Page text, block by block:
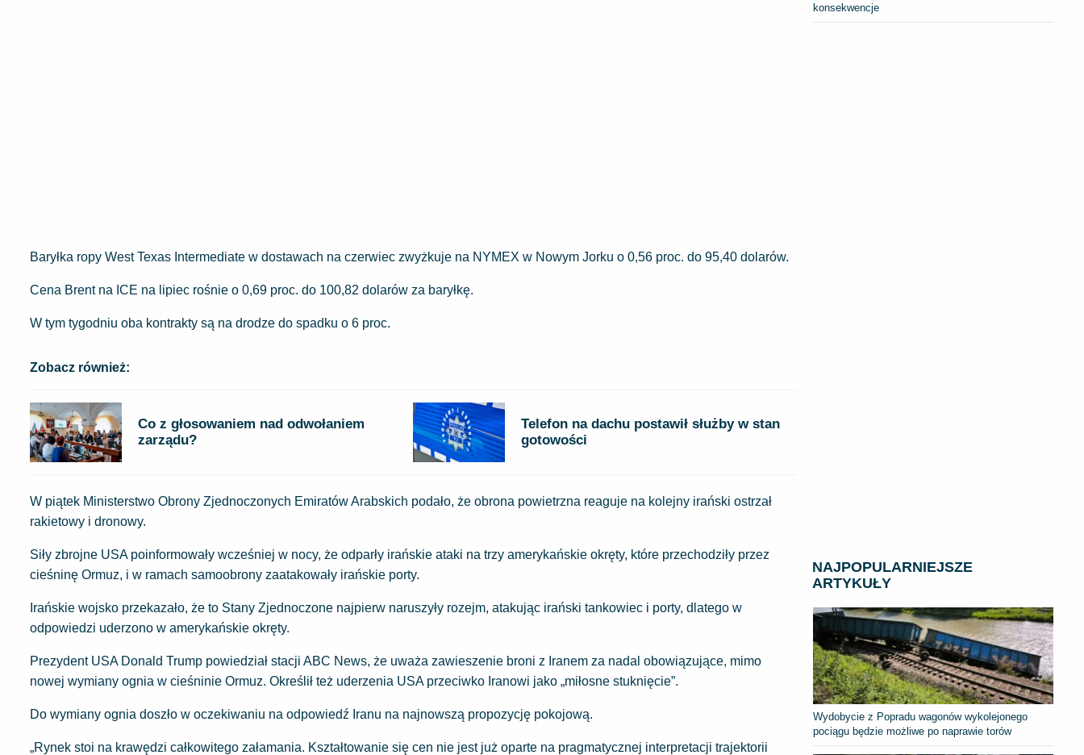
Baryłka ropy West Texas Intermediate w dostawach na czerwiec zwyżkuje na NYMEX w Nowym Jorku o 0,56 proc. do 95,40 dolarów.
Cena Brent na ICE na lipiec rośnie o 0,69 proc. do 100,82 dolarów za baryłkę.
W tym tygodniu oba kontrakty są na drodze do spadku o 6 proc.
Zobacz również:
Co z głosowaniem nad odwołaniem
zarządu?
Telefon na dachu postawił służby w stan
gotowości
W piątek Ministerstwo Obrony Zjednoczonych Emiratów Arabskich podało, że obrona powietrzna reaguje na kolejny irański ostrzał
rakietowy i dronowy.
Siły zbrojne USA poinformowały wcześniej w nocy, że odparły irańskie ataki na trzy amerykańskie okręty, które przechodziły przez
cieśninę Ormuz, i w ramach samoobrony zaatakowały irańskie porty.
Irańskie wojsko przekazało, że to Stany Zjednoczone najpierw naruszyły rozejm, atakując irański tankowiec i porty, dlatego w
odpowiedzi uderzono w amerykańskie okręty.
Prezydent USA Donald Trump powiedział stacji ABC News, że uważa zawieszenie broni z Iranem za nadal obowiązujące, mimo
nowej wymiany ognia w cieśninie Ormuz. Określił też uderzenia USA przeciwko Iranowi jako „miłosne stuknięcie”.
Do wymiany ognia doszło w oczekiwaniu na odpowiedź Iranu na najnowszą propozycję pokojową.
„Rynek stoi na krawędzi całkowitego załamania. Kształtowanie się cen nie jest już oparte na pragmatycznej interpretacji trajektorii
konsekwencje
NAJPOPULARNIEJSZE
ARTYKUŁY
Wydobycie z Popradu wagonów wykolejonego
pociągu będzie możliwe po naprawie torów